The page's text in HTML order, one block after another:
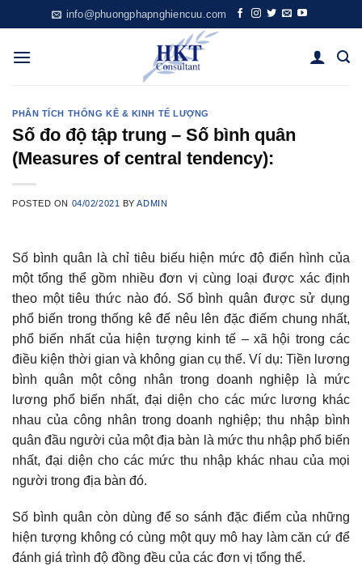
to
content
info@phuongphapnghiencuu.com
PHÂN TÍCH THỐNG KÊ & KINH TẾ LƯỢNG
Số đo độ tập trung – Số bình quân
(Measures of central tendency):
POSTED ON 04/02/2021 BYADMIN
Số bình quân là chỉ tiêu biếu hiện mức độ điển hình của
một tổng thể gồm nhiều đơn vị cùng loại được xác định
theo một tiêu thức nào đó. Số bình quân được sử dụng
phổ biến trong thống kê đế nêu lên đặc điếm chung nhất,
phổ biến nhất của hiện tượng kinh tế – xã hội trong các
điều kiện thời gian và không gian cụ thế. Ví dụ: Tiền lương
bình quân một công nhân trong doanh nghiệp là mức
lương phổ biến nhất, đại diện cho các mức lương khác
nhau của công nhân trong doanh nghiệp; thu nhập bình
quân đầu người của một địa bàn là mức thu nhập phổ biến
nhất, đại diện cho các mức thu nhập khác nhau của mọi
người trong địa bàn đó.
Số bình quân còn dùng để so sánh đặc điểm của những
hiện tượng không có cùng một quy mô hay làm căn cứ để
đánh giá trình độ đồng đều của các đơn vị tổng thể.